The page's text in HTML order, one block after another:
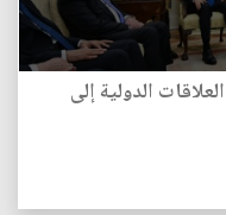
الدولية إلى